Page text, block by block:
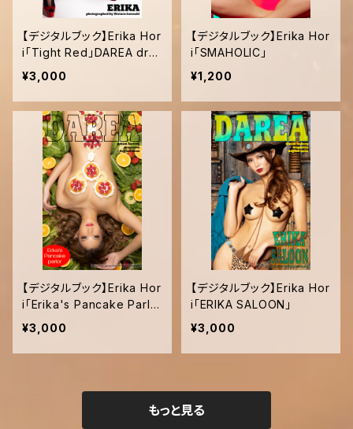
【デジタルブック】Erika Hor
i「Tight Red」DAREA dre
am factory magazine
¥3,000
【デジタルブック】Erika Hor
i「SMAHOLIC」
¥1,200
【デジタルブック】Erika Hor
i「Erika's Pancake Parlo
r」DAREA dream factory
magazine
¥3,000
【デジタルブック】Erika Hor
i「ERIKA SALOON」
¥3,000
もっと見る